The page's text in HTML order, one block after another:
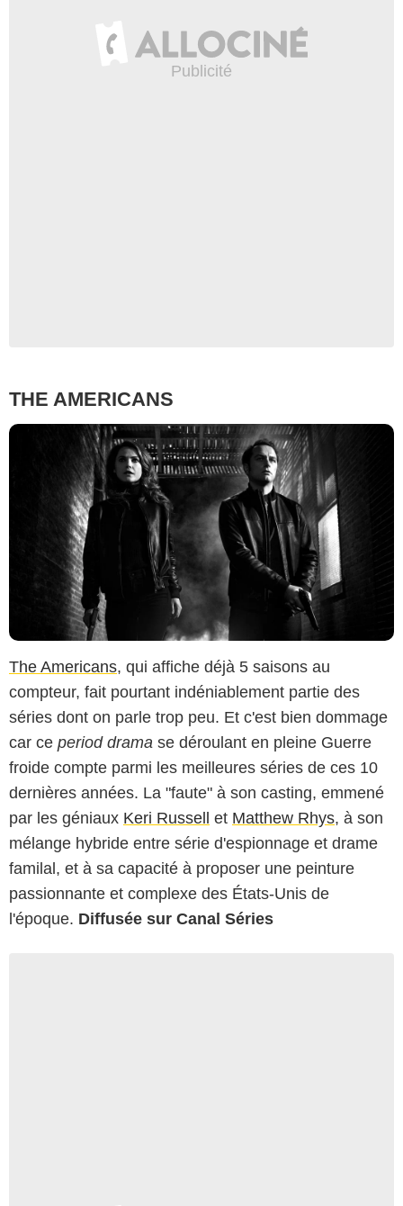
THE AMERICANS
The Americans, qui affiche déjà 5 saisons au
compteur, fait pourtant indéniablement partie des
séries dont on parle trop peu. Et c'est bien dommage
car ce period drama se déroulant en pleine Guerre
froide compte parmi les meilleures séries de ces 10
dernières années. La "faute" à son casting, emmené
par les géniaux Keri Russell et Matthew Rhys, à son
mélange hybride entre série d'espionnage et drame
familal, et à sa capacité à proposer une peinture
passionnante et complexe des États-Unis de
l'époque. Diffusée sur Canal Séries